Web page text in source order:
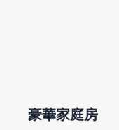
豪華家庭房